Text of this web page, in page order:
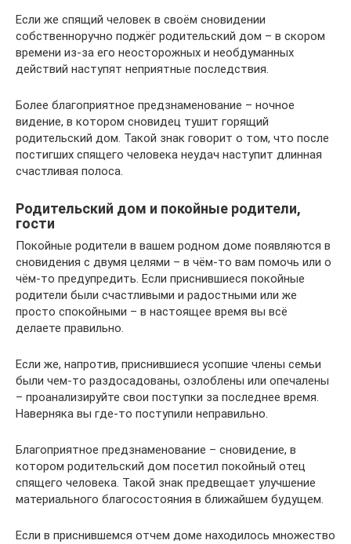
Если же спящий человек в своём сновидении
собственноручно поджёг родительский дом – в скором
времени из-за его неосторожных и необдуманных
действий наступят неприятные последствия.
Более благоприятное предзнаменование – ночное
видение, в котором сновидец тушит горящий
родительский дом. Такой знак говорит о том, что после
постигших спящего человека неудач наступит длинная
счастливая полоса.
Родительский дом и покойные родители,
гости
Покойные родители в вашем родном доме появляются в
сновидения с двумя целями – в чём-то вам помочь или о
чём-то предупредить. Если приснившиеся покойные
родители были счастливыми и радостными или же
просто спокойными – в настоящее время вы всё
делаете правильно.
Если же, напротив, приснившиеся усопшие члены семьи
были чем-то раздосадованы, озлоблены или опечалены
– проанализируйте свои поступки за последнее время.
Наверняка вы где-то поступили неправильно.
Благоприятное предзнаменование – сновидение, в
котором родительский дом посетил покойный отец
спящего человека. Такой знак предвещает улучшение
материального благосостояния в ближайшем будущем.
Если в приснившемся отчем доме находилось множество